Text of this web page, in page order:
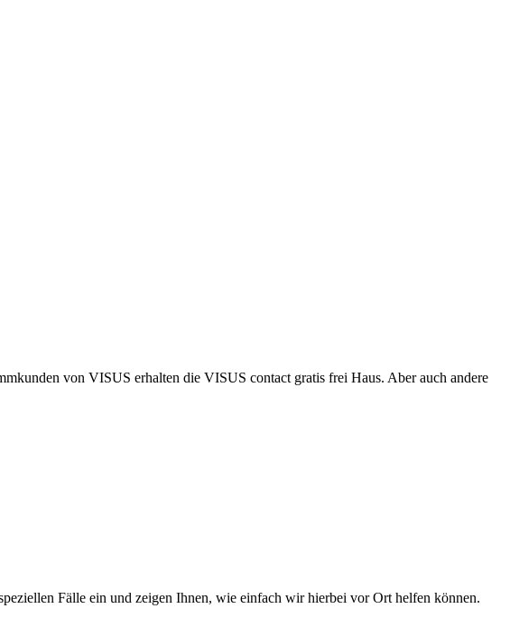
von VISUS erhalten die VISUS contact gratis frei Haus. Aber auch andere
Fälle ein und zeigen Ihnen, wie einfach wir hierbei vor Ort helfen können.